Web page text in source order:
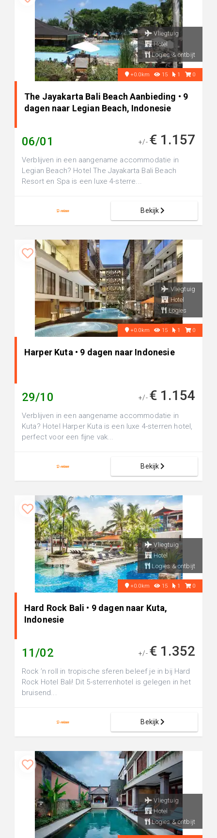
Vliegtuig
Hotel
Logies & ontbijt
+0.0km 15 1 0
The Jayakarta Bali Beach Aanbieding • 9
dagen naar Legian Beach, Indonesie
06/01 +/- € 1.157
Verblijven in een aangename accommodatie in
Legian Beach? Hotel The Jayakarta Bali Beach
Resort en Spa is een luxe 4-sterre...
Bekijk
Vliegtuig
Hotel
Logies
+0.0km 15 1 0
Harper Kuta • 9 dagen naar Indonesie
29/10 +/- € 1.154
Verblijven in een aangename accommodatie in
Kuta? Hotel Harper Kuta is een luxe 4-sterren hotel,
perfect voor een fijne vak...
Bekijk
Vliegtuig
Hotel
Logies & ontbijt
+0.0km 15 1 0
Hard Rock Bali • 9 dagen naar Kuta,
Indonesie
11/02 +/- € 1.352
Rock ’n roll in tropische sferen beleef je in bij Hard
Rock Hotel Bali! Dit 5-sterrenhotel is gelegen in het
bruisend...
Bekijk
Vliegtuig
Hotel
Logies & ontbijt